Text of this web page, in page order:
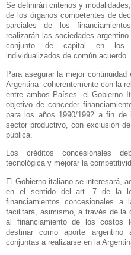
Se definirán criterios y
de los órganos competentes de
parciales de los
realizarán las sociedades
conjunto de capital en los
individualizados de común acuerdo.
Para asegurar la mejor
Argentina -coherentemente con la
entre ambos Países- el Gobierno
objetivo de conceder
para los años 1990/1992 a fin de
sector productivo, con exclusión
pública.
Los créditos concesionales
tecnológica y mejorar la
El Gobierno italiano se interesará,
en el sentido del art. 7 de la
financiamientos concesionales a
facilitará, asimismo, a través de la
al financiamiento de los costos
destinar como aporte
conjuntas a realizarse en la